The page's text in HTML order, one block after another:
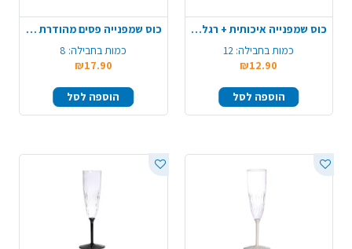
כוס שמפנייה איכותית + רגל מתפרקת 12 יח' - שקוף
כמות בחבילה: 12
₪12.90
הוספה לסל
כוס שמפנייה פסים מהודרת 8 יח' - שקוף
כמות בחבילה: 8
₪17.90
הוספה לסל